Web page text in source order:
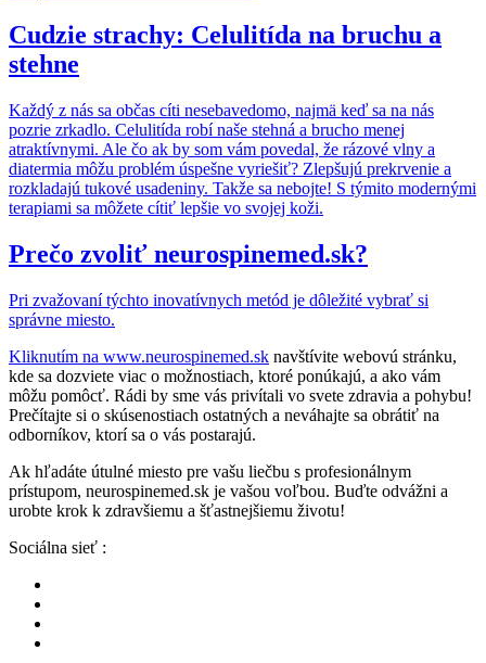
Cudzie strachy: Celulitída na bruchu a
stehne
Každý z nás sa občas cíti nesebavedomo, najmä keď sa na nás
pozrie zrkadlo. Celulitída robí naše stehná a brucho menej
atraktívnymi. Ale čo ak by som vám povedal, že rázové vlny a
diatermia môžu problém úspešne vyriešiť? Zlepšujú prekrvenie a
rozkladajú tukové usadeniny. Takže sa nebojte! S týmito modernými
terapiami sa môžete cítiť lepšie vo svojej koži.
Prečo zvoliť neurospinemed.sk?
Pri zvažovaní týchto inovatívnych metód je dôležité vybrať si
správne miesto.
Kliknutím na www.neurospinemed.sk navštívite webovú stránku,
kde sa dozviete viac o možnostiach, ktoré ponúkajú, a ako vám
môžu pomôcť. Rádi by sme vás privítali vo svete zdravia a pohybu!
Prečítajte si o skúsenostiach ostatných a neváhajte sa obrátiť na
odborníkov, ktorí sa o vás postarajú.
Ak hľadáte útulné miesto pre vašu liečbu s profesionálnym
prístupom, neurospinemed.sk je vašou voľbou. Buďte odvážni a
urobte krok k zdravšiemu a šťastnejšiemu životu!
Sociálna sieť :